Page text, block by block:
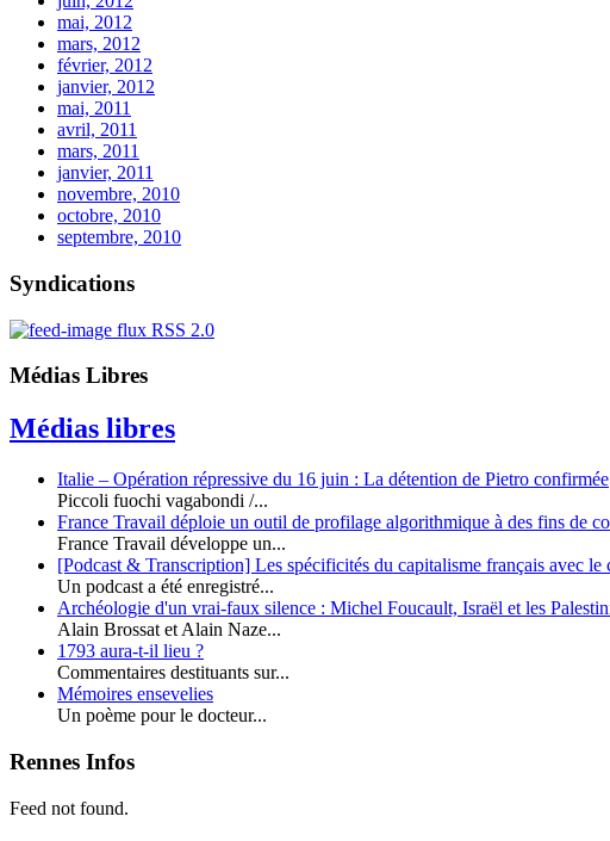
mai, 2012
mars, 2012
février, 2012
janvier, 2012
mai, 2011
avril, 2011
mars, 2011
janvier, 2011
novembre, 2010
octobre, 2010
septembre, 2010
Syndications
flux RSS 2.0
Médias Libres
Médias libres
Italie – Opération répressive du 16 juin : La détention de Pietro confirmée
Piccoli fuochi vagabondi /...
France Travail déploie un outil de profilage algorithmique à des fins de
France Travail développe un...
[Podcast & Transcription] Les spécificités du capitalisme français avec
Un podcast a été enregistré...
Archéologie d'un vrai-faux silence : Michel Foucault, Israël et les
Alain Brossat et Alain Naze...
1793 aura-t-il lieu ?
Commentaires destituants sur...
Mémoires ensevelies
Un poème pour le docteur...
Rennes Infos
Feed not found.